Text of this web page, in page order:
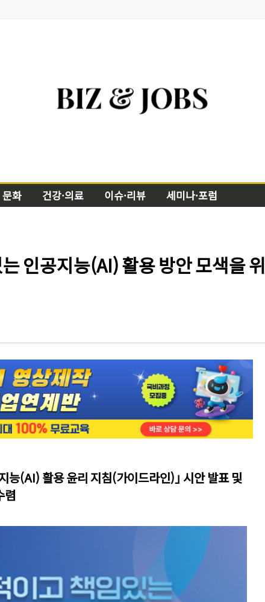
문화 건강·의료 이슈·리뷰 세미나·포럼
인공지능(AI) 활용 방안 모색을
능(AI) 활용 윤리 지침(가이드라인)｣ 시안 발표 및
렴